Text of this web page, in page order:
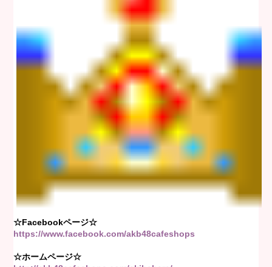
☆Facebookページ☆
https://www.facebook.com/akb48cafeshops
☆ホームページ☆